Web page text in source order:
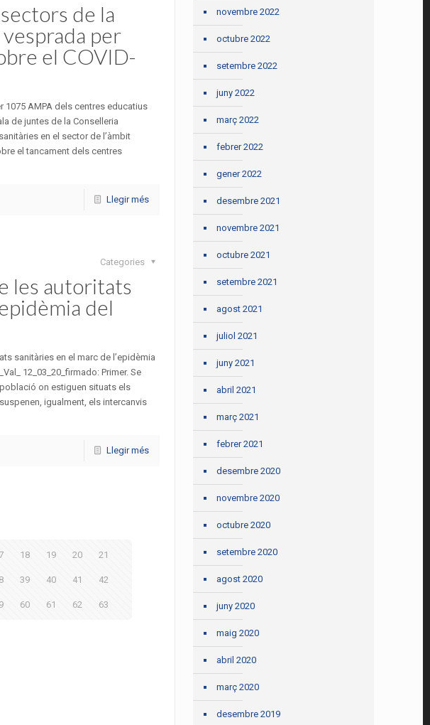
de la
per
el COVID-
1075 AMPA dels centres educatius
de juntes de la Conselleria
en el sector de l’àmbit
el tancament dels centres
Llegir més
Categories
les autoritats
del
sanitàries en el marc de l’epidèmia
12_03_20_firmado: Primer. Se
on estiguen situats els
igualment, els intercanvis
Llegir més
18 19 20 21
39 40 41 42
60 61 62 63
novembre 2022
octubre 2022
setembre 2022
juny 2022
març 2022
febrer 2022
gener 2022
desembre 2021
novembre 2021
octubre 2021
setembre 2021
agost 2021
juliol 2021
juny 2021
abril 2021
març 2021
febrer 2021
desembre 2020
novembre 2020
octubre 2020
setembre 2020
agost 2020
juny 2020
maig 2020
abril 2020
març 2020
desembre 2019